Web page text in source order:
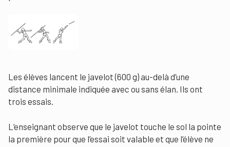
Les élèves lancent le javelot (600 g) au-delà d’une
distance minimale indiquée avec ou sans élan. Ils ont
trois essais.
L’enseignant observe que le javelot touche le sol la pointe
la première pour que l’essai soit valable et que l’élève ne